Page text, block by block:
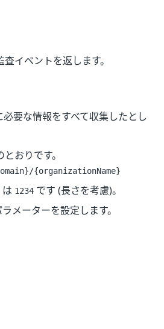
イベントを返します。
要な情報をすべて収集したとし
おりです。
/{organizationName}
は 1234 です (長さを考慮)。
メーターを設定します。